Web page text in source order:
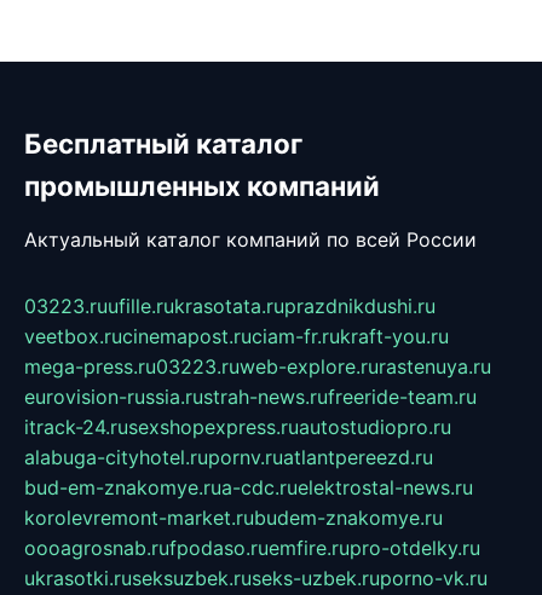
Бесплатный каталог
промышленных компаний
Актуальный каталог компаний по всей России
03223.ruufille.rukrasotata.ruprazdnikdushi.ru
veetbox.rucinemapost.ruciam-fr.rukraft-you.ru
mega-press.ru03223.ruweb-explore.rurastenuya.ru
eurovision-russia.rustrah-news.rufreeride-team.ru
itrack-24.rusexshopexpress.ruautostudiopro.ru
alabuga-cityhotel.rupornv.ruatlantpereezd.ru
bud-em-znakomye.rua-cdc.ruelektrostal-news.ru
korolevremont-market.rubudem-znakomye.ru
oooagrosnab.rufpodaso.ruemfire.rupro-otdelky.ru
ukrasotki.ruseksuzbek.ruseks-uzbek.ruporno-vk.ru